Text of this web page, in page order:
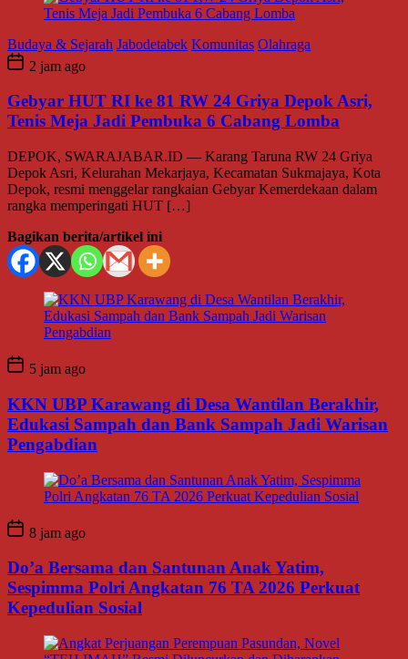
Budaya & Sejarah Jabodetabek Komunitas Olahraga
2 jam ago
Gebyar HUT RI ke 81 RW 24 Griya Depok Asri,
Tenis Meja Jadi Pembuka 6 Cabang Lomba
DEPOK, SWARAJABAR.ID — Karang Taruna RW 24 Griya
Depok Asri, Kelurahan Mekarjaya, Kecamatan Sukmajaya, Kota
Depok, resmi menggelar rangkaian Gebyar Kemerdekaan dalam
rangka memperingati HUT […]
Bagikan berita/artikel ini
5 jam ago
KKN UBP Karawang di Desa Wantilan Berakhir,
Edukasi Sampah dan Bank Sampah Jadi Warisan
Pengabdian
8 jam ago
Do’a Bersama dan Santunan Anak Yatim,
Sespimma Polri Angkatan 76 TA 2026 Perkuat
Kepedulian Sosial